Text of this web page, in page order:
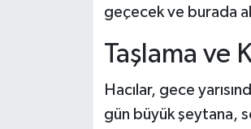
geçecek ve burada
Taşlama ve
Hacılar, gece
gün büyük şeytana,